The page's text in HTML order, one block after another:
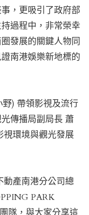
，更吸引了政府部
過程中，非常榮幸
發展的關鍵人物同
南港娛樂新地標的
野) 帶領影視及流行
傳播局副局長 蕭
視環境與觀光發展
動產南港分公司總
PARK